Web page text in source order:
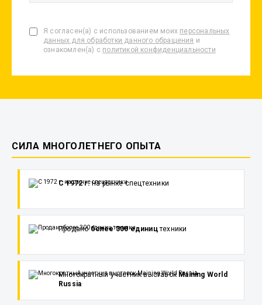
Я согласен(а) с использованием моих персональных
данных для обработки данного обращения и
ознакомлен(а) с политикой конфиденциальности
СИЛА МНОГОЛЕТНЕГО ОПЫТА
С 1972 г.на рынке спецтехники
Проданоболее 300 едиництехники
Многократный участник выставок Maining World
Russia